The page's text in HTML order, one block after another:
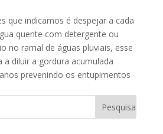
que indicamos é despejar a cada
quente com detergente ou
no ramal de águas pluviais, esse
diluir a gordura acumulada
prevenindo os entupimentos